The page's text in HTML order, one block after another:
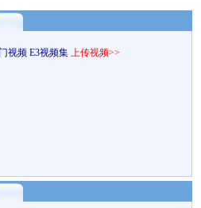
视频 E3视频集 上传视频>>